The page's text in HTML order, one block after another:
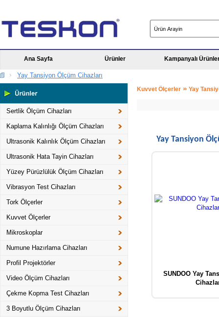
Ana Sayfa Ürünler Kampanyalı
Yay Tansiyon Ölçüm Cihazları
Sertlik Ölçüm Cihazları
Kaplama Kalınlığı Ölçüm Cihazları
Ultrasonik Kalınlık Ölçüm Cihazları
Ultrasonik Hata Tayin Cihazları
Yüzey Pürüzlülük Ölçüm Cihazları
Vibrasyon Test Cihazları
Tork Ölçerler
Kuvvet Ölçerler
Mikroskoplar
Numune Hazırlama Cihazları
Profil Projektörler
Video Ölçüm Cihazları
Çekme Kopma Test Cihazları
3 Boyutlu Ölçüm Cihazları
Kuvvet Ölçerler » Yay
Yay Tansiyon
SUNDOO Yay